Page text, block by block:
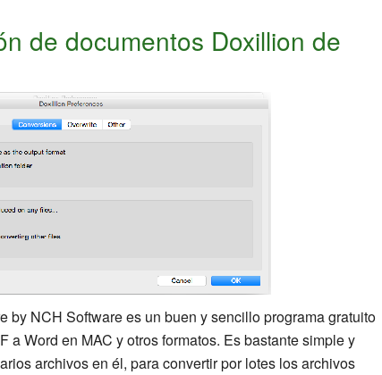
de documentos Doxillion de
by NCH Software es un buen y sencillo programa gratuito
a Word en MAC y otros formatos. Es bastante simple y
archivos en él, para convertir por lotes los archivos